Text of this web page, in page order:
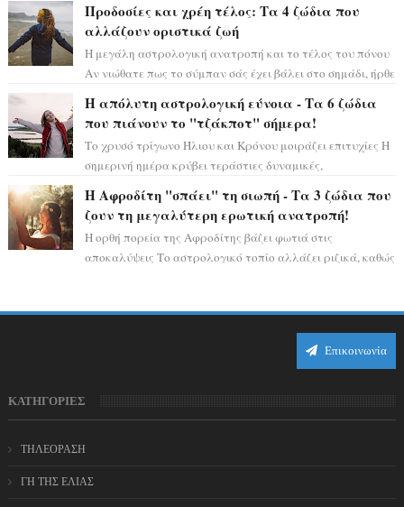
Προδοσίες και χρέη τέλος: Τα 4 ζώδια που
αλλάζουν οριστικά ζωή
Η μεγάλη αστρολογική ανατροπή και το τέλος του πόνου
Αν νιώθατε πως το σύμπαν σάς έχει βάλει στο σημάδι, ήρθε
Η απόλυτη αστρολογική εύνοια - Τα 6 ζώδια
που πιάνουν το "τζάκποτ" σήμερα!
Το χρυσό τρίγωνο Ήλιου και Κρόνου μοιράζει επιτυχίες Η
σημερινή ημέρα κρύβει τεράστιες δυναμικές,
Η Αφροδίτη "σπάει" τη σιωπή - Τα 3 ζώδια που
ζουν τη μεγαλύτερη ερωτική ανατροπή!
Η ορθή πορεία της Αφροδίτης βάζει φωτιά στις
αποκαλύψεις Το αστρολογικό τοπίο αλλάζει ριζικά, καθώς
Επικοινωνία
ΚΑΤΗΓΟΡΙΕΣ
ΤΗΛΕΟΡΑΣΗ
ΓΗ ΤΗΣ ΕΛΙΑΣ